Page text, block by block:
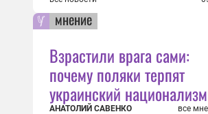
мнение
Взрастили врага сами:
почему поляки терпят
украинский национализм
АНАТОЛИЙ САВЕНКО все